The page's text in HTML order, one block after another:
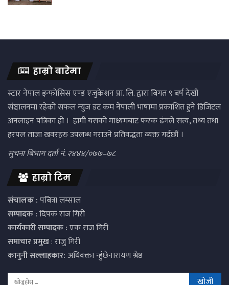
हाम्रो बारेमा
स्टार नेपाल इन्फोसिस एण्ड एजुकेशन प्रा. लि. द्वारा बिगत ९ बर्ष देखी
संञ्चालनमा रहेको सफल न्युज डट कम नेपाली भाषामा प्रकाशित हुने डिजिटल
अनलाइन पत्रिका हो । हामी यसको माध्यमबाट फरक ढंगले सत्य, तथ्य तथा
हरपल ताजा खवरहरु उपलब्ध गराउने प्रतिवद्धता व्यक्त गर्दछौं ।
सुचना बिभाग दर्ता नं. २४४४/०७७–७८
हाम्रो टिम
संचालक :पबित्रा लम्साल
सम्पादक :दिपक राज गिरी
कार्यकारी सम्पादक :एक राज गिरी
समाचार प्रमुख: राजु गिरी
कानुनी सल्लाहकार:अधिवक्ता न्हुंछेनारायण श्रेष्ठ